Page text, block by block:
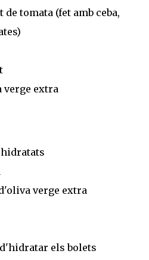
tomata (fet amb ceba,
extra
verge extra
els bolets